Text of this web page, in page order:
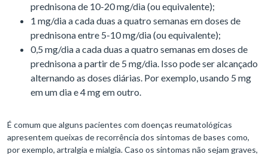
prednisona de 10-20 mg/dia (ou equivalente);
1 mg/dia a cada duas a quatro semanas em doses de
prednisona entre 5-10 mg/dia (ou equivalente);
0,5 mg/dia a cada duas a quatro semanas em doses de
prednisona a partir de 5 mg/dia. Isso pode ser alcançado
alternando as doses diárias. Por exemplo, usando 5 mg
em um dia e 4 mg em outro.
É comum que alguns pacientes com doenças reumatológicas
apresentem queixas de recorrência dos sintomas de bases como,
por exemplo, artralgia e mialgia. Caso os sintomas não sejam graves,